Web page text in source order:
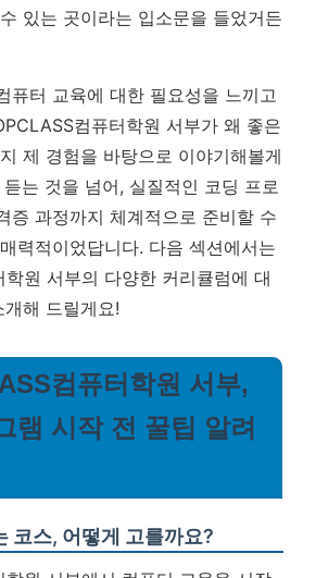
있는 곳이라는 입소문을 들었거든
퓨터 교육에 대한 필요성을 느끼고
컴퓨터학원 서부가 왜 좋은
제 경험을 바탕으로 이야기해볼게
는 것을 넘어, 실질적인 코딩 프로
증 과정까지 체계적으로 준비할 수
력적이었답니다. 다음 섹션에서는
원 서부의 다양한 커리큘럼에 대
해 드릴게요!
컴퓨터학원 서부,
램 시작 전 꿀팁 알려
코스, 어떻게 고를까요?